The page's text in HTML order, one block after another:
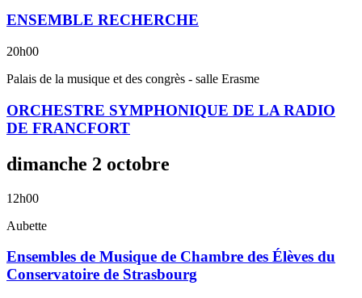
ENSEMBLE RECHERCHE
20h00
Palais de la musique et des congrès - salle Erasme
ORCHESTRE SYMPHONIQUE DE LA RADIO
DE FRANCFORT
dimanche 2 octobre
12h00
Aubette
Ensembles de Musique de Chambre des Élèves du
Conservatoire de Strasbourg